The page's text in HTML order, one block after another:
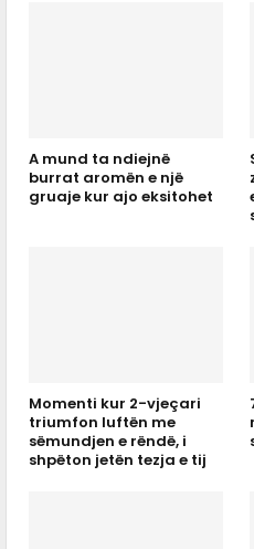
A mund ta ndiejnë
burrat aromën e një
gruaje kur ajo eksitohet
Momenti kur 2-vjeçari
triumfon luftën me
sëmundjen e rëndë, i
shpëton jetën tezja e tij